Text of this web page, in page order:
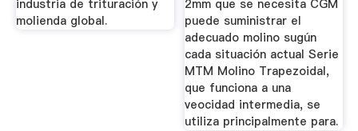
industria de trituración y
molienda global.
2mm que se necesita CGM
puede suministrar el
adecuado molino sugún
cada situación actual Serie
MTM Molino Trapezoidal,
que funciona a una
veocidad intermedia, se
utiliza principalmente para.